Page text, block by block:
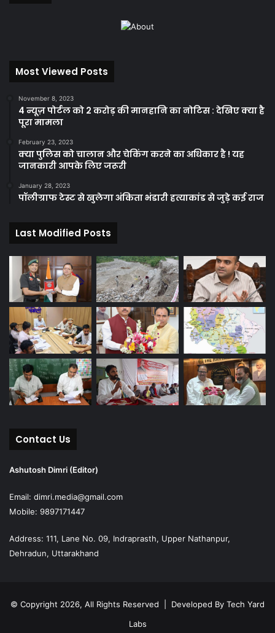
Most Viewed Posts
November 8, 2023
4 न्यूज़ पोर्टल को 2 करोड़ की मानहानि का नोटिस : देखिए क्या है
पूरा मामला
February 23, 2023
क्या पुलिस को चालान और चेकिंग करने का अधिकार है ! यह
जानकारी आपके लिए जरूरी
January 28, 2023
पॉलीग्राफ टेस्ट से खुलेगा अंकिता भंडारी हत्याकांड से जुड़े कई राज
Last Modified Posts
Contact Us
Ashutosh Dimri (Editor)
Email: dimri.media@gmail.com
Mobile: 9897171447
Address: 111, Lane No. 09, Indraprasth, Upper Nathanpur,
Dehradun, Uttarakhand
© Copyright 2026, All Rights Reserved | Developed By Tech Yard
Labs